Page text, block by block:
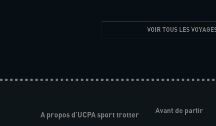
VOIR TOUS LES
A propos d'UCPA sport trotter
Avant de partir